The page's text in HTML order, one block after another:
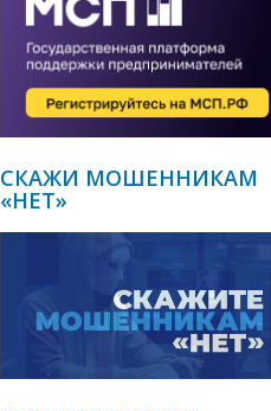
СКАЖИ МОШЕННИКАМ
«НЕТ»